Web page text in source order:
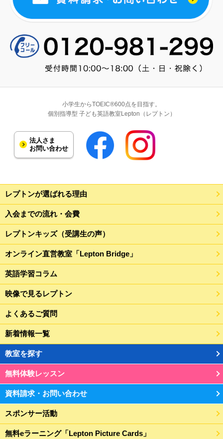
小学生からTOEIC®600点を目指す。
個別指導型 子ども英語教室Lepton（レプトン）
法人さま
お問い合わせ
レプトンが選ばれる理由
入会までの流れ・会費
レプトンキッズ（受講生の声）
オンライン直営教室「Lepton Bridge」
英語学習コラム
映像で見るレプトン
よくあるご質問
新着情報一覧
教室を探す
無料体験レッスン
資料請求・お問い合わせ
スポンサー活動
無料eラーニング「Lepton Picture Cards」